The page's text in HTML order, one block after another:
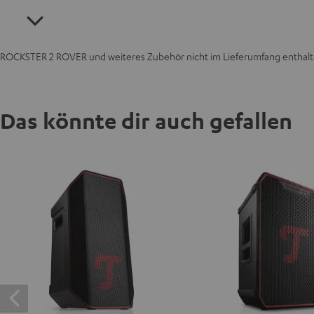
ROCKSTER 2 ROVER und weiteres Zubehör nicht im Lieferumfang
Das könnte dir auch gefallen